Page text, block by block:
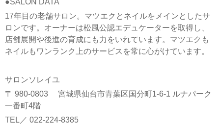
17年目の老舗サロン。マツエクとネイルをメインとしたサ
ロンです。オーナーは松風公認エデュケーターを取得し、
店舗展開や後進の育成にも力をいれています。マツエクも
ネイルもワンランク上のサービスを常に心がけています。
サロンソレイユ
〒 980-0803 宮城県仙台市青葉区国分町1-6-1 ルナパーク
一番町4階
TEL／ 022-224-8385